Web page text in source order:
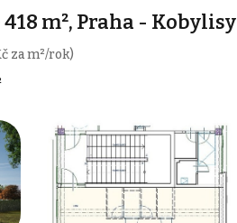
m², Praha - Kobylisy
za m²/rok)